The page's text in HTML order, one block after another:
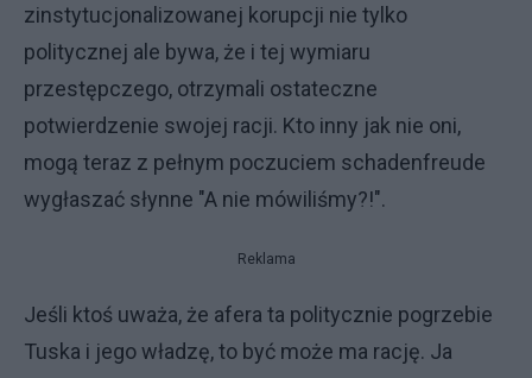
zinstytucjonalizowanej korupcji nie tylko
politycznej ale bywa, że i tej wymiaru
przestępczego, otrzymali ostateczne
potwierdzenie swojej racji. Kto inny jak nie oni,
mogą teraz z pełnym poczuciem schadenfreude
wygłaszać słynne "A nie mówiliśmy?!".
Reklama
Jeśli ktoś uważa, że afera ta politycznie pogrzebie
Tuska i jego władzę, to być może ma rację. Ja